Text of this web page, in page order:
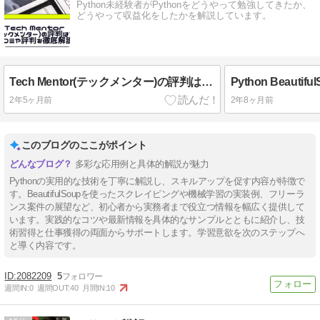
Python未経験者がPythonをどうやって勉強してきたか、
どうやって収益化をしたかを解説しています。
Tech Mentor(テックメンター)の評判は？口コミや評判を徹底解説
2年5ヶ月前 2年8ヶ月前
このブログのここがポイント
多彩な応用例と具体的解説が魅力
Pythonの実用的な技術を丁寧に解説し、スキルアップを促す内容が特徴で
す。BeautifulSoupを使ったスクレイピングや機械学習の実装例、フリーラ
ンス案件の展望など、初心者から実務者まで役立つ情報を幅広く提供して
います。実践的なコツや最新情報を具体的なサンプルとともに紹介し、技
術習得と仕事獲得の両面からサポートします。学習意欲を次のステップへ
と導く内容です。
2082209 5
週間IN:0 週間OUT:40 月間IN:10